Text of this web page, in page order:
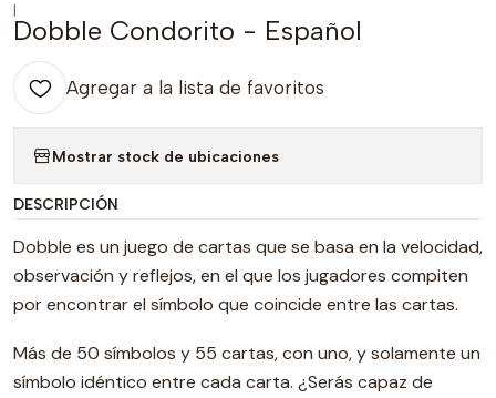
|
Dobble Condorito - Español
Agregar a la lista de favoritos
Mostrar stock de ubicaciones
DESCRIPCIÓN
Dobble es un juego de cartas que se basa en la velocidad,
observación y reflejos, en el que los jugadores compiten
por encontrar el símbolo que coincide entre las cartas.
Más de 50 símbolos y 55 cartas, con uno, y solamente un
símbolo idéntico entre cada carta. ¿Serás capaz de